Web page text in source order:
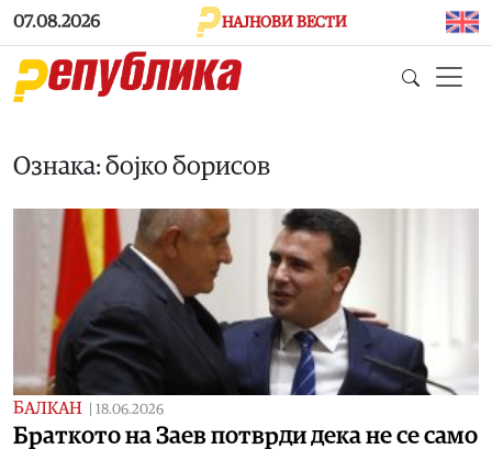
Skip to main content
07.08.2026 НАЈНОВИ ВЕСТИ
Ознака: бојко борисов
БАЛКАН 18.06.2026
Браткото на Заев потврди дека не се само